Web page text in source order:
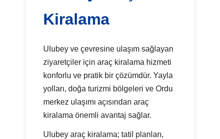
Kiralama
Ulubey ve çevresine ulaşım sağlayan
ziyaretçiler için araç kiralama hizmeti
konforlu ve pratik bir çözümdür. Yayla
yolları, doğa turizmi bölgeleri ve Ordu
merkez ulaşımı açısından araç
kiralama önemli avantaj sağlar.
Ulubey araç kiralama; tatil planları,